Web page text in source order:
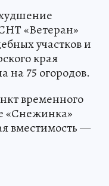
«Ветеран»
участков и
края
на 75 огородов.
временного
«Снежинка»
вместимость —